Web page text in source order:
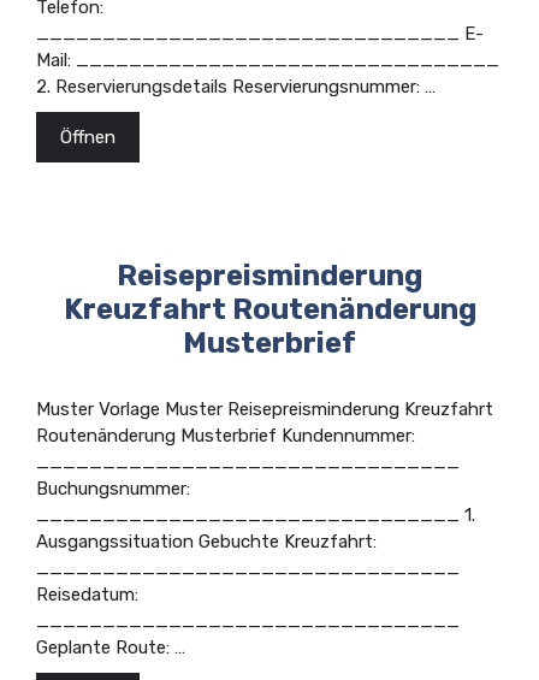
Telefon:
________________________________ E-
Mail: ________________________________
2. Reservierungsdetails Reservierungsnummer: …
Öffnen
Reisepreisminderung
Kreuzfahrt Routenänderung
Musterbrief
Muster Vorlage Muster Reisepreisminderung Kreuzfahrt
Routenänderung Musterbrief Kundennummer:
________________________________
Buchungsnummer:
________________________________ 1.
Ausgangssituation Gebuchte Kreuzfahrt:
________________________________
Reisedatum:
________________________________
Geplante Route: …